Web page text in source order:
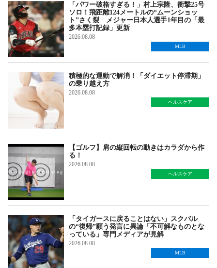
「パワー破格すぎる！」村上宗隆、衝撃25号
ソロ！飛距離124メートルの“ムーンショッ
ト”さく裂 メジャー日本人選手1年目の「最
多本塁打記録」更新
2026.08.08
MLB
積極的な運動で解消！「ダイエット停滞期」
の乗り越え方
2026.08.08
ヘルスケア
【ゴルフ】肩の縦回転の動きはカラダから作
る！
2026.08.08
ヘルスケア
「タイガースに戻ることはない」スクバル
の“復帰”願う発言に異論「不可解なものとな
っている」専門メディアが見解
2026.08.08
MLB